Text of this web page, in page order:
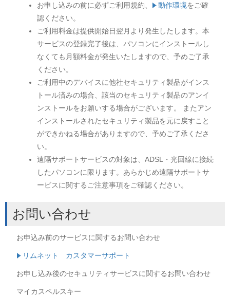
お申し込みの前に必ずご利用規約、 動作環境をご確
認ください。
ご利用料金は提供開始日翌月より発生したします。本
サービスの登録完了後は、パソコンにインストールし
なくても月額料金が発生いたしますので、予めご了承
ください。
ご利用中のデバイスに他社セキュリティ製品がインス
トール済みの場合、該当のセキュリティ製品のアンイ
ンストールをお願いする場合がございます。 またアン
インストールされたセキュリティ製品を元に戻すこと
ができかねる場合がありますので、予めご了承くださ
い。
遠隔サポートサービスの対象は、ADSL・光回線に接続
したパソコンに限ります。あらかじめ遠隔サポートサ
ービスに関するご注意事項をご確認ください。
お問い合わせ
お申込み前のサービスに関するお問い合わせ
リムネット カスタマーサポート
お申し込み後のセキュリティサービスに関するお問い合わせ
マイカスペルスキー